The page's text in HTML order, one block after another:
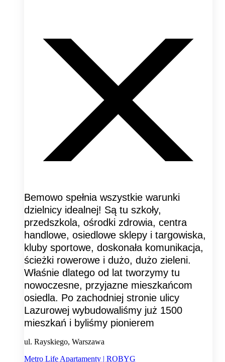
Bemowo spełnia wszystkie warunki
dzielnicy idealnej! Są tu szkoły,
przedszkola, ośrodki zdrowia, centra
handlowe, osiedlowe sklepy i targowiska,
kluby sportowe, doskonała komunikacja,
ścieżki rowerowe i dużo, dużo zieleni.
Właśnie dlatego od lat tworzymy tu
nowoczesne, przyjazne mieszkańcom
osiedla. Po zachodniej stronie ulicy
Lazurowej wybudowaliśmy już 1500
mieszkań i byliśmy pionierem
ul. Rayskiego, Warszawa
Metro Life Apartamenty | ROBYG